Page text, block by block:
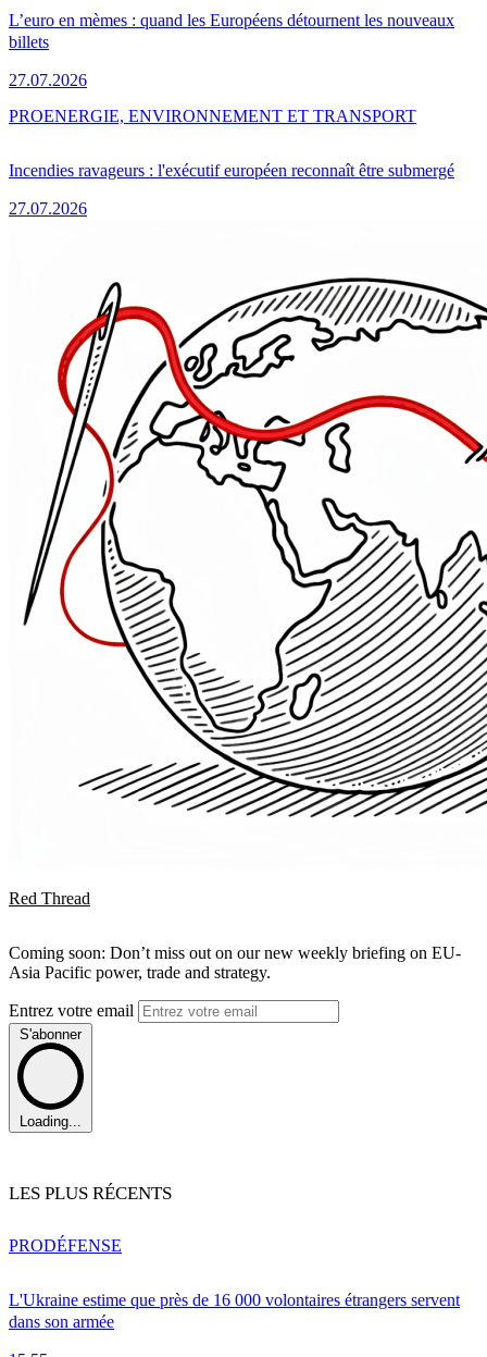
L’euro en mèmes : quand les Européens détournent les nouveaux
billets
27.07.2026
Incendies ravageurs : l'exécutif européen reconnaît être submergé
27.07.2026
PROENERGIE, ENVIRONNEMENT ET TRANSPORT
Red Thread
Coming soon: Don’t miss out on our new weekly briefing on EU-
Asia Pacific power, trade and strategy.
Entrez votre email
S'abonner
Loading...
LES PLUS RÉCENTS
L'Ukraine estime que près de 16 000 volontaires étrangers servent
dans son armée
PRODÉFENSE